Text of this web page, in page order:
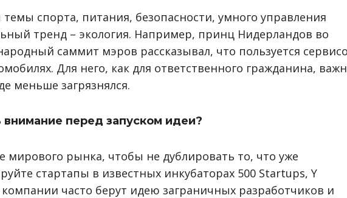
спорта, питания, безопасности, умного управления
тренд – экология. Например, принц Нидерландов во
саммит мэров рассказывал, что пользуется
Для него, как для ответственного гражданина,
меньше загрязнялся.
внимание перед запуском идеи?
мирового рынка, чтобы не дублировать то, что уже
стартапы в известных инкубаторах 500 Startups, Y
часто берут идею заграничных разработчиков и